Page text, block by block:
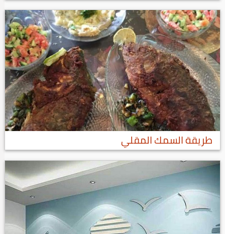
طريقة السمك المقلي